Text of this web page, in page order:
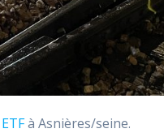
ETFà Asnières/seine.